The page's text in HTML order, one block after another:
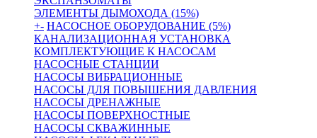
ЭЛЕМЕНТЫ ДЫМОХОДА (15%)
+- НАСОСНОЕ ОБОРУДОВАНИЕ (5%)
КАНАЛИЗАЦИОННАЯ УСТАНОВКА
КОМПЛЕКТУЮЩИЕ К НАСОСАМ
НАСОСНЫЕ СТАНЦИИ
НАСОСЫ ВИБРАЦИОННЫЕ
НАСОСЫ ДЛЯ ПОВЫШЕНИЯ ДАВЛЕНИЯ
НАСОСЫ ДРЕНАЖНЫЕ
НАСОСЫ ПОВЕРХНОСТНЫЕ
НАСОСЫ СКВАЖИННЫЕ